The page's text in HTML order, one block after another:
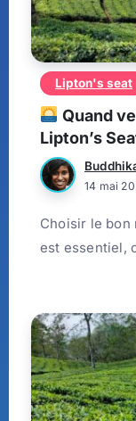
Lipton's seat
Quand
Lipton’s
14 mai
Choisir le bon
est essentiel,